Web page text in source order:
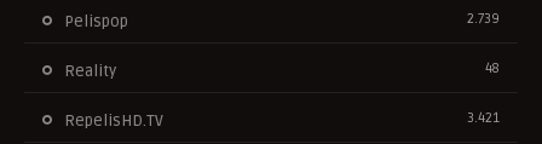
Pelispop 2.739
Reality 48
RepelisHD.TV 3.421